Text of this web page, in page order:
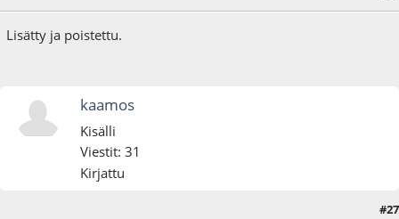
Lisätty ja poistettu.
kaamos
Kisälli
Viestit: 31
Kirjattu
#27